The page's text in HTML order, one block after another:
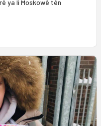
ya li Moskowê tên